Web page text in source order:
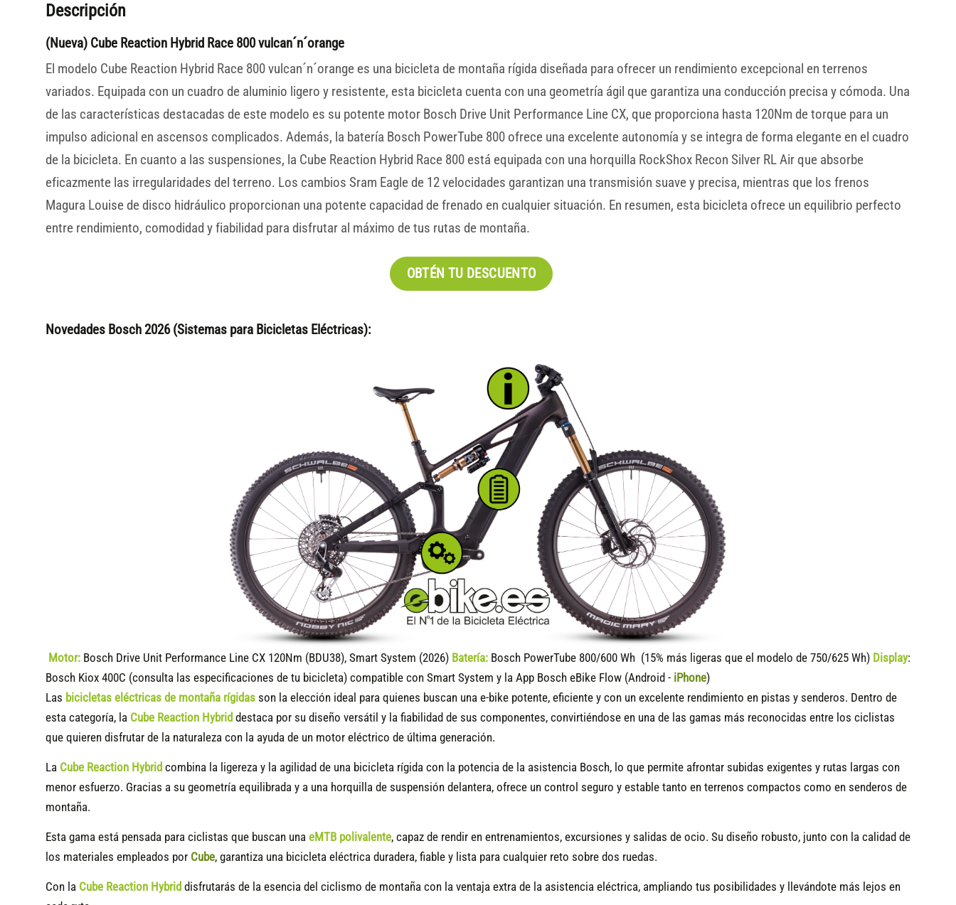
Descripción
(Nueva) Cube Reaction Hybrid Race 800 vulcan´n´orange
El modelo Cube Reaction Hybrid Race 800 vulcan´n´orange es una bicicleta de montaña rígida diseñada para ofrecer un rendimiento excepcional en terrenos
variados. Equipada con un cuadro de aluminio ligero y resistente, esta bicicleta cuenta con una geometría ágil que garantiza una conducción precisa y cómoda. Una
de las características destacadas de este modelo es su potente motor Bosch Drive Unit Performance Line CX, que proporciona hasta 120Nm de torque para un
impulso adicional en ascensos complicados. Además, la batería Bosch PowerTube 800 ofrece una excelente autonomía y se integra de forma elegante en el cuadro
de la bicicleta. En cuanto a las suspensiones, la Cube Reaction Hybrid Race 800 está equipada con una horquilla RockShox Recon Silver RL Air que absorbe
eficazmente las irregularidades del terreno. Los cambios Sram Eagle de 12 velocidades garantizan una transmisión suave y precisa, mientras que los frenos
Magura Louise de disco hidráulico proporcionan una potente capacidad de frenado en cualquier situación. En resumen, esta bicicleta ofrece un equilibrio perfecto
entre rendimiento, comodidad y fiabilidad para disfrutar al máximo de tus rutas de montaña.
OBTÉN TU DESCUENTO
Novedades Bosch 2026 (Sistemas para Bicicletas Eléctricas):
Motor:Bosch Drive Unit Performance Line CX 120Nm (BDU38), Smart System (2026) Batería:Bosch PowerTube 800/600 Wh (15% más ligeras que el modelo de 750/625 Wh) Display:
Bosch Kiox 400C (consulta las especificaciones de tu bicicleta) compatiblecon Smart System y la App Bosch eBike Flow (Android - iPhone)
Las bicicletas eléctricas de montaña rígidasson la elección ideal para quienes buscan una e-bike potente, eficiente y con un excelente rendimiento en pistas y senderos. Dentro de
esta categoría, la Cube Reaction Hybrid destaca por su diseño versátil y la fiabilidad de sus componentes, convirtiéndose en una de las gamas más reconocidas entre los ciclistas
que quieren disfrutar de la naturaleza con la ayuda de un motor eléctrico de última generación.
La Cube Reaction Hybrid combina la ligereza y la agilidad de una bicicleta rígida con la potencia de la asistencia Bosch, lo que permite afrontar subidas exigentes y rutas largas con
menor esfuerzo. Gracias a su geometría equilibrada y a una horquilla de suspensión delantera, ofrece un control seguro y estable tanto en terrenos compactos como en senderos de
montaña.
Esta gama está pensada para ciclistas que buscan una eMTB polivalente, capaz de rendir en entrenamientos, excursiones y salidas de ocio. Su diseño robusto, junto con la calidad de
los materiales empleados por Cube, garantiza una bicicleta eléctrica duradera, fiable y lista para cualquier reto sobre dos ruedas.
Con la Cube Reaction Hybrid disfrutarás de la esencia del ciclismo de montaña con la ventaja extra de la asistencia eléctrica, ampliando tus posibilidades y llevándote más lejos en